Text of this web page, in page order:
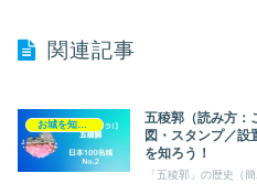
関連記事
五稜郭（読み方：
図・スタンプ／設
を知ろう！
「五稜郭」の歴史（